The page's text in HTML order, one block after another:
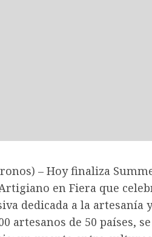
– Hoy finaliza
en Fiera que
dedicada a la artesanía
artesanos de 50 países,